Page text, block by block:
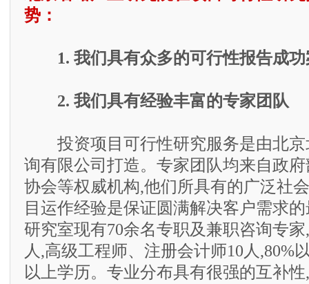
势：
1. 我们具有众多的可行性报告成功
2. 我们具有经验丰富的专家团队
投资项目可行性研究服务是由北京
询有限公司打造。专家团队均来自政
协会等权威机构,他们所具有的广泛社
目运作经验是保证圆满解决客户需求
研究室现有70余名专职及兼职咨询专
人,高级工程师、注册会计师10人,80%
以上学历。专业分布具有很强的互补